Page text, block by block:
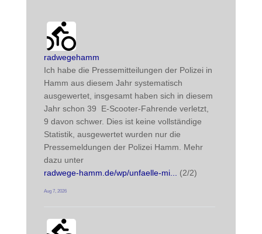
radwegehamm avatar
radwegehamm
Ich habe die Pressemitteilungen der Polizei in
Hamm aus diesem Jahr systematisch
ausgewertet, insgesamt haben sich in diesem
Jahr schon 39  E-Scooter-Fahrende verletzt,
9 davon schwer. Dies ist keine vollständige
Statistik, ausgewertet wurden nur die
Pressemeldungen der Polizei Hamm. Mehr
dazu unter
radwege-hamm.de/wp/unfaelle-mi
(2/2)
Aug 7, 2026
radwegehamm avatar